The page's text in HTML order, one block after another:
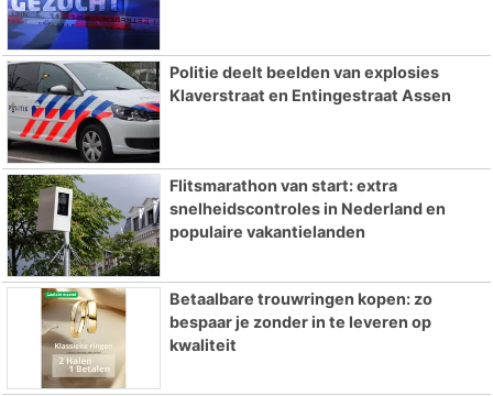
Politie deelt beelden van explosies
Klaverstraat en Entingestraat Assen
Flitsmarathon van start: extra
snelheidscontroles in Nederland en
populaire vakantielanden
Betaalbare trouwringen kopen: zo
bespaar je zonder in te leveren op
kwaliteit